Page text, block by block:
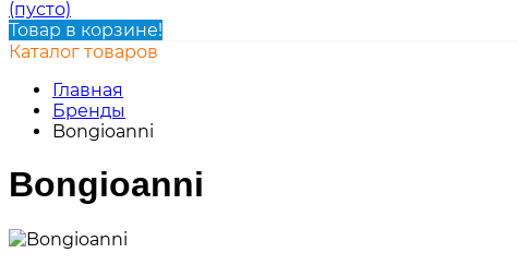
(пусто)
Товар в корзине!
Каталог товаров
Главная
Бренды
Bongioanni
Bongioanni